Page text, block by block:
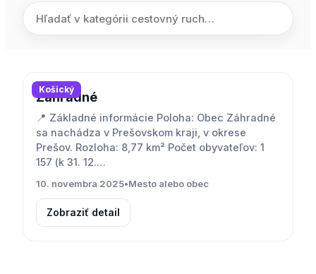
Košický
Záhradné
📍 Základné informácie Poloha: Obec Záhradné
sa nachádza v Prešovskom kraji, v okrese
Prešov. Rozloha: 8,77 km² Počet obyvateľov: 1
157 (k 31. 12.…
10. novembra 2025•Mesto alebo obec
Zobraziť detail